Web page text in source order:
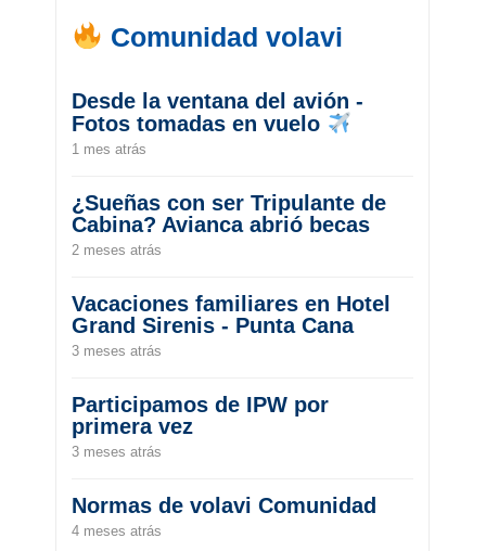
Comunidad volavi
Desde la ventana del avión -
Fotos tomadas en vuelo
1 mes atrás
¿Sueñas con ser Tripulante de
Cabina? Avianca abrió becas
2 meses atrás
Vacaciones familiares en Hotel
Grand Sirenis - Punta Cana
3 meses atrás
Participamos de IPW por
primera vez
3 meses atrás
Normas de volavi Comunidad
4 meses atrás